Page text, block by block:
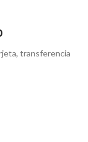
transferencia